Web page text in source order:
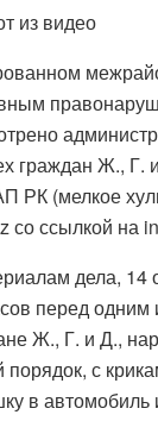
из видео
граждан Ж., Г.
РК (мелкое
со ссылкой на
дела, 14
перед одним
Ж., Г. и Д.,
с
в автомобиль